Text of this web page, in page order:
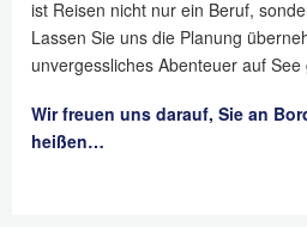
ist Reisen nicht nur ein Beruf,
Lassen Sie uns die Planung
unvergessliches Abenteuer auf
Wir freuen uns darauf, Sie an
heißen…